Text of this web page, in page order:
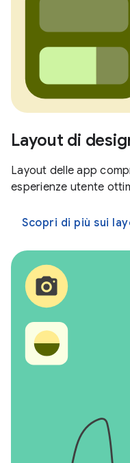
Layout di
Layout delle app
esperienze utente
Scopri di più sui